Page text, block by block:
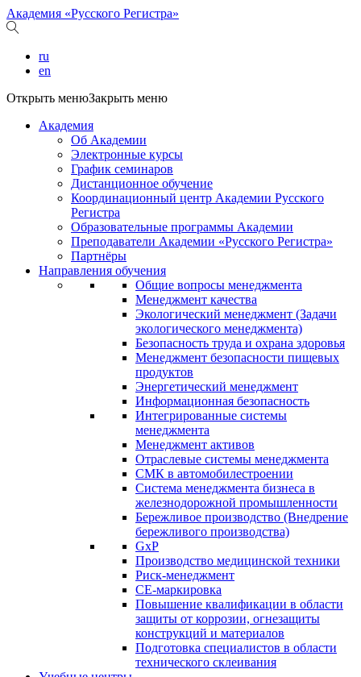
Академия «Русского Регистра»
ru
en
Открыть менюЗакрыть меню
Академия
Об Академии
Электронные курсы
График семинаров
Дистанционное обучение
Координационный центр Академии Русского
Регистра
Образовательные программы Академии
Преподаватели Академии «Русского Регистра»
Партнёры
Направления обучения
Общие вопросы менеджмента
Менеджмент качества
Экологический менеджмент (Задачи
экологического менеджмента)
Безопасность труда и охрана здоровья
Менеджмент безопасности пищевых
продуктов
Энергетический менеджмент
Информационная безопасность
Интегрированные системы
менеджмента
Менеджмент активов
Отраслевые системы менеджмента
СМК в автомобилестроении
Система менеджмента бизнеса в
железнодорожной промышленности
Бережливое производство (Внедрение
бережливого производства)
GxP
Производство медицинской техники
Риск-менеджмент
СЕ-маркировка
Повышение квалификации в области
защиты от коррозии, огнезащиты
конструкций и материалов
Подготовка специалистов в области
технического склеивания